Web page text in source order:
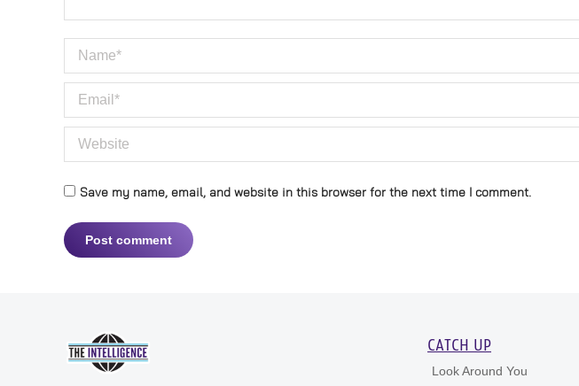
Name *
Email *
Website
Save my name, email, and website in this browser for the next time I comment.
Post comment
CATCH UP
Look Around You